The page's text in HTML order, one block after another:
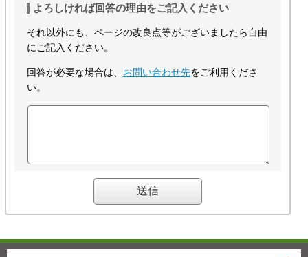
よろしければ回答の理由をご記入ください
それ以外にも、ページの改良点等がございましたら自由
にご記入ください。
回答が必要な場合は、 お問い合わせ先をご利用くださ
い。